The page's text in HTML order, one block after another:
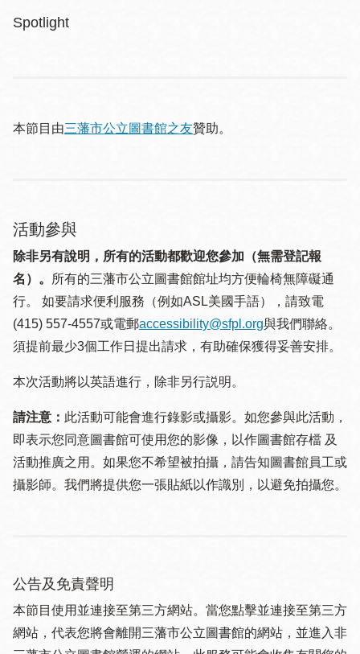
Spotlight
本節目由三藩市公立圖書館之友贊助。
活動參與
除非另有說明，所有的活動都歡迎您參加（無需登記報
名）。
所有的三藩市公立圖書館館址均方便輪椅無障礙通
行。 如要請求便利服務（例如ASL美國手語），請致電
(415) 557-4557或電郵accessibility@sfpl.org與我們聯絡。
須提 前最少3個工作日提出請求，有助確保獲得妥善安排。
本次活動將以英語進行，除非另行説明。
請注意： 此活動可能會進行錄影或攝影。如您參與此活動，
即表示您同意圖書館可使用您的影像，以作圖書館存檔 及
活動推廣之用。如果您不希望被拍攝，請告知圖書館員工或
攝影師。我們將提供您一張貼紙以作識別，以避免拍攝您。
公告及免責聲明
本節目使用並連接至第三方網站。當您點擊並連接至第三方
網站，代表您將會離開三藩市公立圖書館的網站，並進入非